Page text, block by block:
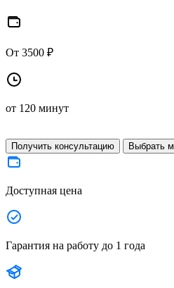
От 3500 ₽
от 120 минут
Получить консультацию Выбрать
Доступная цена
Гарантия на работу до 1 года